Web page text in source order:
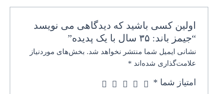
اولین کسی باشید که دیدگاهی می نویسد
“جیمز باند:‌ ۳۵ سال با یک پدیده”
نشانی ایمیل شما منتشر نخواهد شد. بخش‌های موردنیاز
علامت‌گذاری شده‌اند *
امتیاز شما *